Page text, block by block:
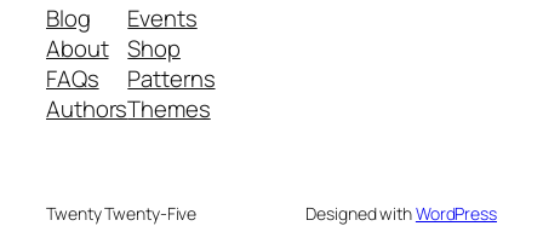
Blog
About
FAQs
Authors
Events
Shop
Patterns
Themes
Twenty Twenty-Five Designed withWordPress